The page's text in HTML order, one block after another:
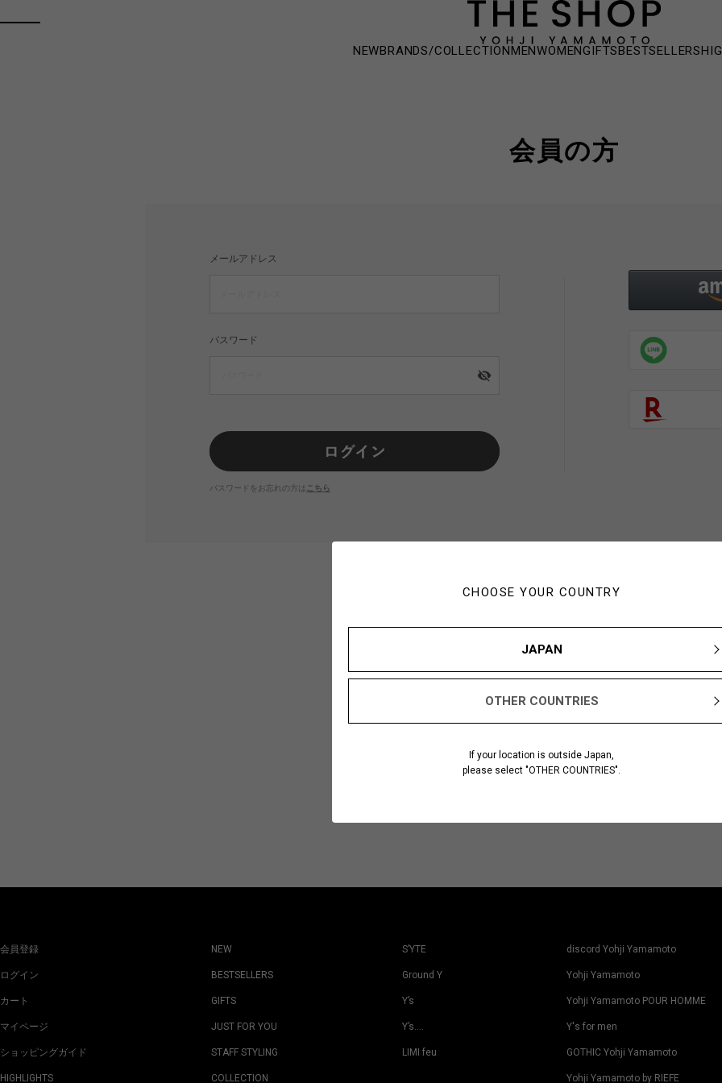
CHOOSE YOUR COUNTRY
JAPAN
OTHER COUNTRIES
If your location is outside Japan,
please select "OTHER COUNTRIES".
NEWBRANDS/COLLECTIONMENWOMENGIFTSBESTSELLERS
会員の方
メールアドレス
パスワード
visibility_off
パスワードをお忘れの方は こちら
初めてご利用の方・会員以
会員登録
ログイン
カート
マイページ
ショッピングガイド
HIGHLIGHTS
NEW
BESTSELLERS
GIFTS
JUST FOR YOU
STAFF STYLING
COLLECTION
S’YTE
Ground Y
Y’s
Y’s….
LIMI feu
discord Yohji Yamamoto
Yohji Yamamoto
Yohji Yamamoto POUR HOMME
Y's for men
GOTHIC Yohji Yamamoto
Yohji Yamamoto by RIEFE